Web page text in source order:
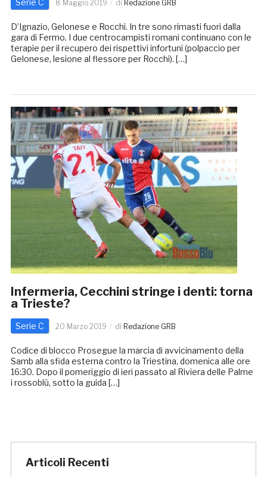
Serie C 8 Maggio 2019 di Redazione GRB
D’Ignazio, Gelonese e Rocchi. In tre sono rimasti fuori dalla
gara di Fermo. I due centrocampisti romani continuano con le
terapie per il recupero dei rispettivi infortuni (polpaccio per
Gelonese, lesione al flessore per Rocchi). […]
Infermeria, Cecchini stringe i denti: torna
a Trieste?
Serie C 20 Marzo 2019 di Redazione GRB
Codice di blocco Prosegue la marcia di avvicinamento della
Samb alla sfida esterna contro la Triestina, domenica alle ore
16:30. Dopo il pomeriggio di ieri passato al Riviera delle Palme
i rossoblù, sotto la guida […]
Articoli Recenti